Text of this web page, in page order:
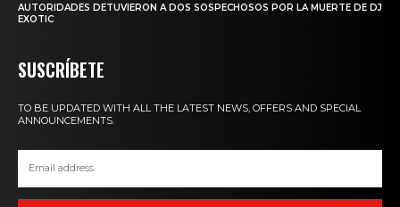
AUTORIDADES DETUVIERON A DOS SOSPECHOSOS POR LA MUERTE DE DJ
EXOTIC
SUSCRÍBETE
TO BE UPDATED WITH ALL THE LATEST NEWS, OFFERS AND SPECIAL
ANNOUNCEMENTS.